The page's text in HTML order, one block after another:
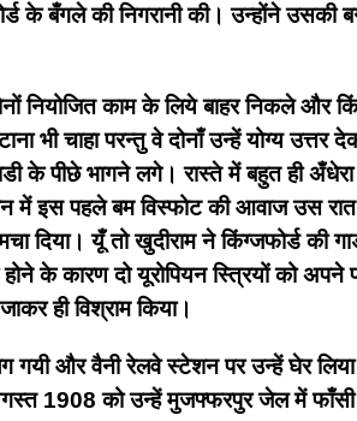
के बँगले की निगरानी की। उन्होंने
नियोजित काम के लिये बाहर निकले और
भी चाहा परन्तु वे दोनाँ उन्हें योग्य
के पीछे भागने लगे। रास्ते में बहुत ही
में इस पहले बम विस्फोट की आवाज उस
दिया। यूँ तो खुदीराम ने किंग्जफोर्ड
के कारण दो यूरोपियन स्त्रियों को
ही विश्राम किया।
और वैनी रेलवे स्टेशन पर उन्हें घेर
1908 को उन्हें मुजफ्फरपुर जेल में